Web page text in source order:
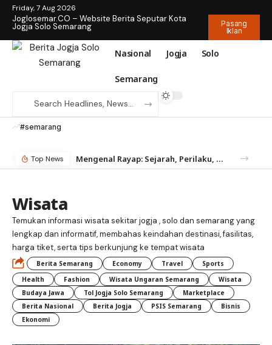
Friday, 7 Aug 2026
Joglosemar.CO – Website Berita Seputar Kota
Jogja Solo Semarang
Pasang
Iklan
Nasional Jogja Solo
Semarang
#semarang
Top News Mengenal Rayap: Sejarah, Perilaku, dan Mengapa Anda Butuh Jasa Anti Rayap
Wisata
Temukan informasi wisata sekitar jogja , solo dan semarang yang
lengkap dan informatif, membahas keindahan destinasi, fasilitas,
harga tiket, serta tips berkunjung ke tempat wisata
Berita Semarang Economy Travel
Sports
Health
Fashion Wisata Ungaran Semarang
Wisata
Budaya Jawa
Tol Jogja Solo Semarang
Marketplace
Berita Nasional
Berita Jogja PSIS Semarang
Bisnis
Ekonomi